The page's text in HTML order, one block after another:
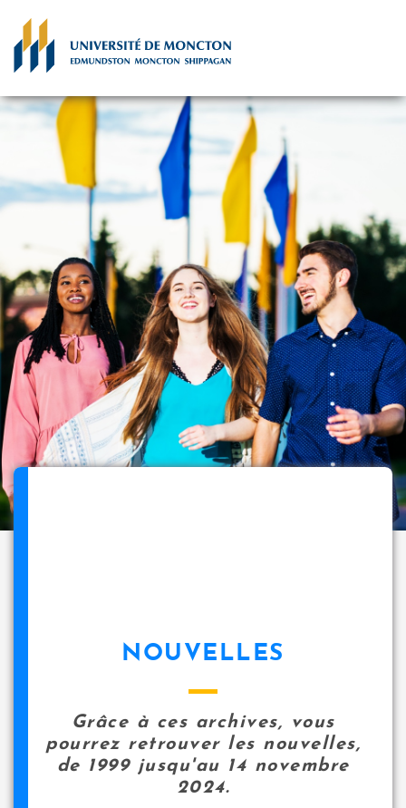
NOUVELLES
Grâce à ces archives, vous
pourrez retrouver les nouvelles,
de 1999 jusqu'au 14 novembre
2024.